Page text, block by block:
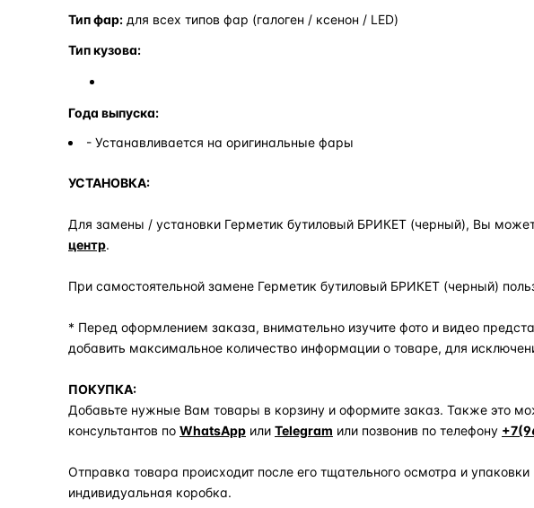
Тип фар: для всех типов фар (галоген / ксенон / LED)
Тип кузова:
Года выпуска:
- Устанавливается на оригинальные фары
УСТАНОВКА:
Для замены / установки Герметик бутиловый БРИКЕТ (черный), Вы
центр.
При самостоятельной замене Герметик бутиловый БРИКЕТ (черный)
* Перед оформлением заказа, внимательно изучите фото и видео
добавить максимальное количество информации о товаре, для
ПОКУПКА:
Добавьте нужные Вам товары в корзину и оформите заказ. Также это
консультантов по WhatsApp или Telegram или позвонив по телефону
Отправка товара происходит после его тщательного осмотра и
индивидуальная коробка.